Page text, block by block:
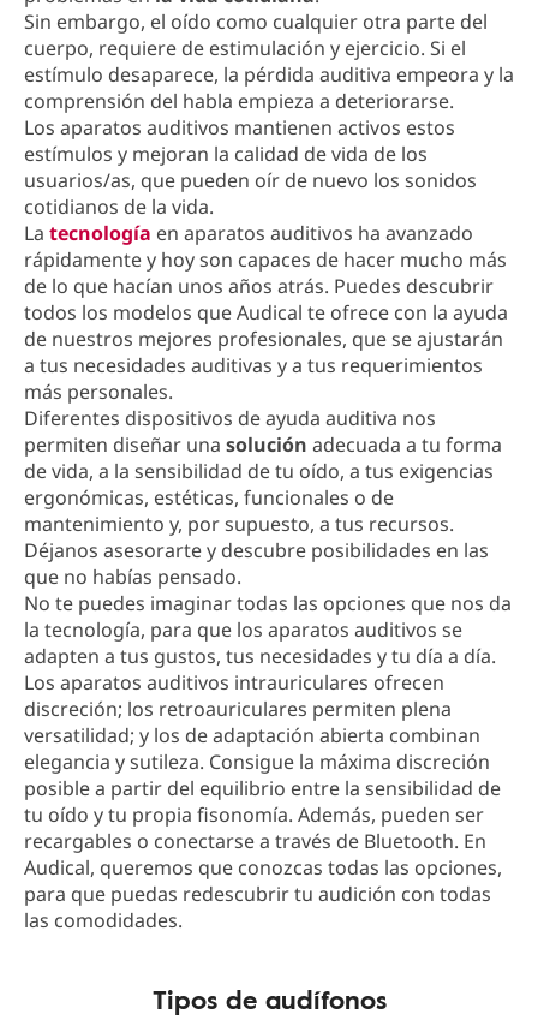
Sin embargo, el oído como cualquier otra parte del
cuerpo, requiere de estimulación y ejercicio. Si el
estímulo desaparece, la pérdida auditiva empeora y la
comprensión del habla empieza a deteriorarse.
Los aparatos auditivos mantienen activos estos
estímulos y mejoran la calidad de vida de los
usuarios/as, que pueden oír de nuevo los sonidos
cotidianos de la vida.
La tecnología en aparatos auditivos ha avanzado
rápidamente y hoy son capaces de hacer mucho más
de lo que hacían unos años atrás. Puedes descubrir
todos los modelos que Audical te ofrece con la ayuda
de nuestros mejores profesionales, que se ajustarán
a tus necesidades auditivas y a tus requerimientos
más personales.
Diferentes dispositivos de ayuda auditiva nos
permiten diseñar una solución adecuada a tu forma
de vida, a la sensibilidad de tu oído, a tus exigencias
ergonómicas, estéticas, funcionales o de
mantenimiento y, por supuesto, a tus recursos.
Déjanos asesorarte y descubre posibilidades en las
que no habías pensado.
No te puedes imaginar todas las opciones que nos da
la tecnología, para que los aparatos auditivos se
adapten a tus gustos, tus necesidades y tu día a día.
Los aparatos auditivos intrauriculares ofrecen
discreción; los retroauriculares permiten plena
versatilidad; y los de adaptación abierta combinan
elegancia y sutileza. Consigue la máxima discreción
posible a partir del equilibrio entre la sensibilidad de
tu oído y tu propia fisonomía. Además, pueden ser
recargables o conectarse a través de Bluetooth. En
Audical, queremos que conozcas todas las opciones,
para que puedas redescubrir tu audición con todas
las comodidades.
Tipos de audífonos